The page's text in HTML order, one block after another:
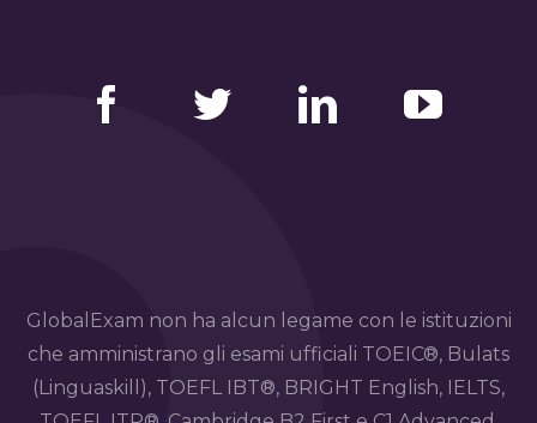
GlobalExam non ha alcun legame con le istituzioni
che amministrano gli esami ufficiali TOEIC®, Bulats
(Linguaskill), TOEFL IBT®, BRIGHT English, IELTS,